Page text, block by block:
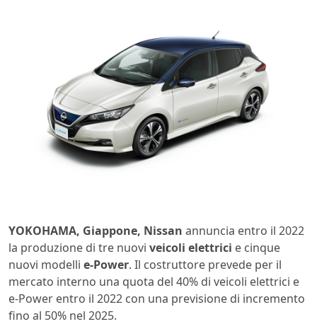
YOKOHAMA, Giappone, Nissan annuncia entro il 2022
la produzione di tre nuovi veicoli elettrici e cinque
nuovi modelli e-Power. Il costruttore prevede per il
mercato interno una quota del 40% di veicoli elettrici e
e-Power entro il 2022 con una previsione di incremento
fino al 50% nel 2025.